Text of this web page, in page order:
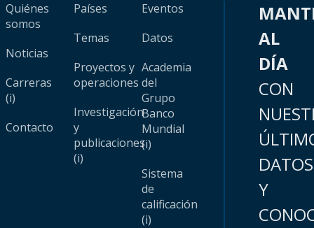
Quiénes
somos
Noticias
Carreras
(i)
Contacto
Países
Temas
Proyectos y
operaciones
Investigación
y
publicaciones
(i)
Eventos
Datos
Academia
del
Grupo
Banco
Mundial
(i)
Sistema
de
calificación
(i)
AL
DÍA
CON
DATOS
Y